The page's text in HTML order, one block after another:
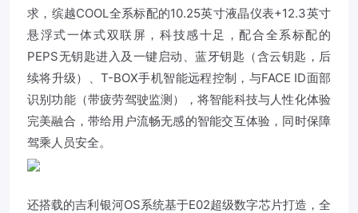
求，缤越COOL全系标配的10.25英寸液晶仪表+12.3英寸
悬浮式一体式双联屏，科技感十足，配合全系标配的
PEPS无钥匙进入及一键启动、蓝牙钥匙（含云钥匙，后
续将升级）、T-BOX手机智能远程控制，与FACE ID面部
识别功能（带疲劳驾驶监测），将智能科技与人性化体验
完美融合，带给用户流畅无感的智能交互体验，同时保障
驾乘人员安全。
还搭载的吉利银河OS系统基于E02超级数字芯片打造，全